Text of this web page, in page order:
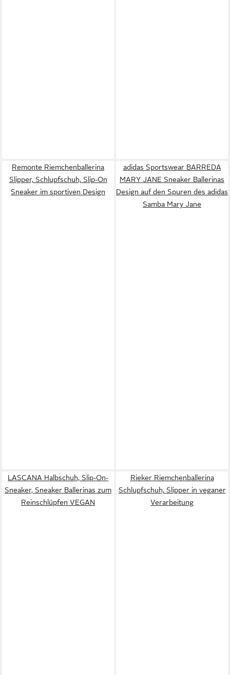
Remonte Riemchenballerina
Slipper, Schlupfschuh, Slip-On
Sneaker im sportiven Design
adidas Sportswear BARREDA
MARY JANE Sneaker Ballerinas
Design auf den Spuren des adidas
Samba Mary Jane
LASCANA Halbschuh, Slip-On-
Sneaker, Sneaker Ballerinas zum
Reinschlüpfen VEGAN
Rieker Riemchenballerina
Schlupfschuh, Slipper in veganer
Verarbeitung